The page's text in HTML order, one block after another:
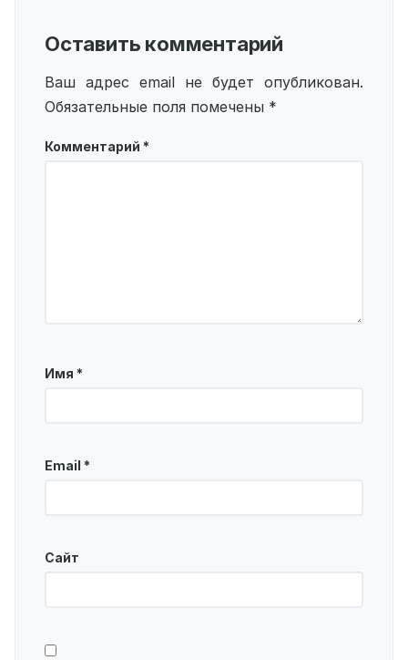
Оставить комментарий
Ваш адрес email не будет опубликован.
Обязательные поля помечены *
Комментарий *
Имя *
Email *
Сайт